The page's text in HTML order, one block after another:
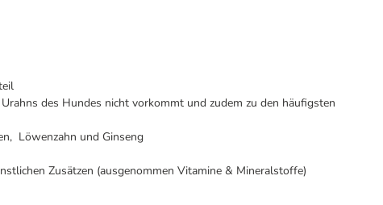
des Hundes nicht vorkommt und zudem zu den häufigsten
Löwenzahn und Ginseng
Zusätzen (ausgenommen Vitamine & Mineralstoffe)